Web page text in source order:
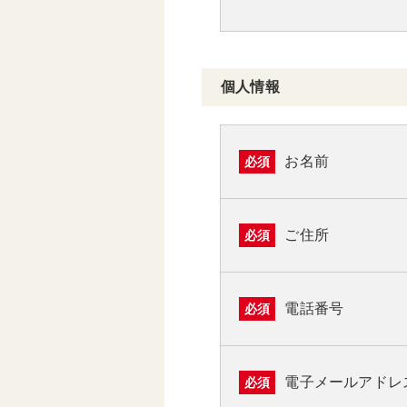
個人情報
必須 お名前
必須 ご住所
必須 電話番号
必須 電子メールアドレ